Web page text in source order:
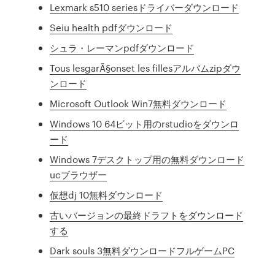
Lexmark s510 seriesドライバーダウンロード
Seiu health pdfダウンロード
シュラ・レーマンpdfダウンロード
Tous lesgarÃ§onset les fillesアルバムzipダウ
ンロード
Microsoft Outlook Win7無料ダウンロード
Windows 10 64ビット用のrstudioをダウンロ
ード
Windows 7デスクトップ用の無料ダウンロード
ucブラウザー
仮想dj 10無料ダウンロード
古いバージョンの最終ドラフトをダウンロード
する
Dark souls 3無料ダウンロードフルゲームPC